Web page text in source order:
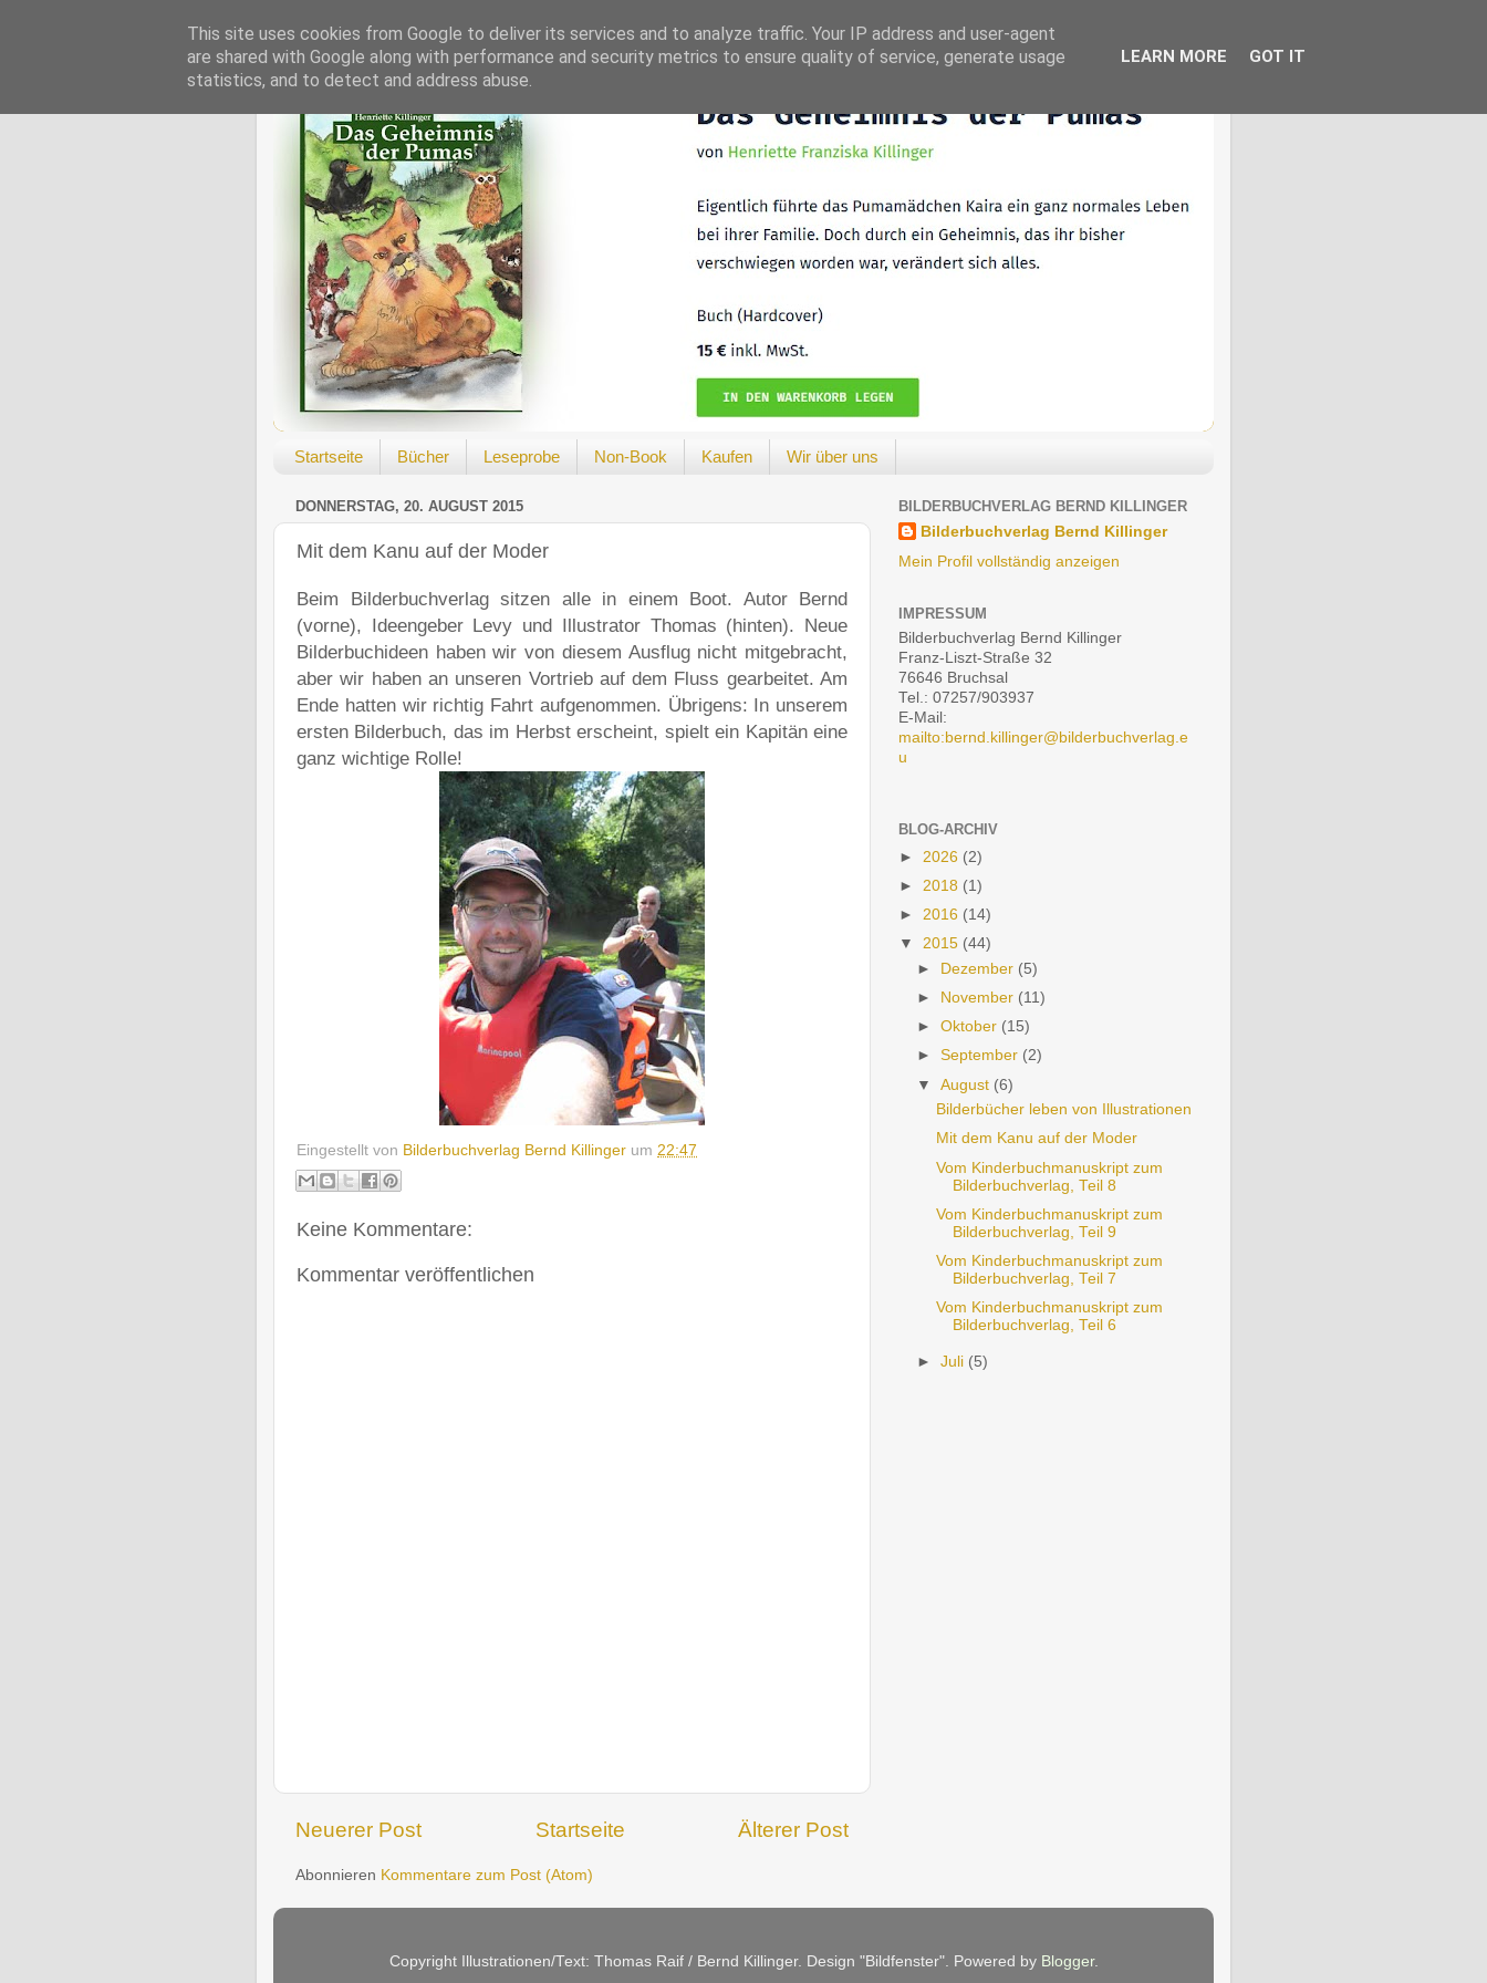
Startseite Bücher Leseprobe Non-Book Kaufen Wir über uns
DONNERSTAG, 20. AUGUST 2015
Mit dem Kanu auf der Moder
Beim Bilderbuchverlag sitzen alle in einem Boot. Autor Bernd
(vorne), Ideengeber Levy und Illustrator Thomas (hinten). Neue
Bilderbuchideen haben wir von diesem Ausflug nicht mitgebracht,
aber wir haben an unseren Vortrieb auf dem Fluss gearbeitet. Am
Ende hatten wir richtig Fahrt aufgenommen. Übrigens: In unserem
ersten Bilderbuch, das im Herbst erscheint, spielt ein Kapitän eine
ganz wichtige Rolle!
Eingestellt von Bilderbuchverlag Bernd Killinger um 22:47
Keine Kommentare:
Kommentar veröffentlichen
Neuerer Post Älterer Post
Startseite
Abonnieren Kommentare zum Post (Atom)
BILDERBUCHVERLAG BERND KILLINGER
Bilderbuchverlag Bernd Killinger
Mein Profil vollständig anzeigen
IMPRESSUM
Bilderbuchverlag Bernd Killinger
Franz-Liszt-Straße 32
76646 Bruchsal
Tel.: 07257/903937
E-Mail:
mailto:bernd.killinger@bilderbuchverlag.e
u
BLOG-ARCHIV
► 2026 (2)
► 2018 (1)
► 2016 (14)
▼ 2015 (44)
►
Dezember (5)
►
November (11)
►Oktober (15)
►September (2)
▼August (6)
Bilderbücher leben von Illustrationen
Mit dem Kanu auf der Moder
Vom Kinderbuchmanuskript zum
Bilderbuchverlag, Teil 8
Vom Kinderbuchmanuskript zum
Bilderbuchverlag, Teil 9
Vom Kinderbuchmanuskript zum
Bilderbuchverlag, Teil 7
Vom Kinderbuchmanuskript zum
Bilderbuchverlag, Teil 6
►Juli (5)
Copyright Illustrationen/Text: Thomas Raif / Bernd Killinger. Design "Bildfenster". Powered by Blogger.
This site uses cookies from Google to deliver its services and to analyze traffic. Your IP address and user-agent
are shared with Google along with performance and security metrics to ensure quality of service, generate usage
statistics, and to detect and address abuse.
LEARN MORE GOT IT